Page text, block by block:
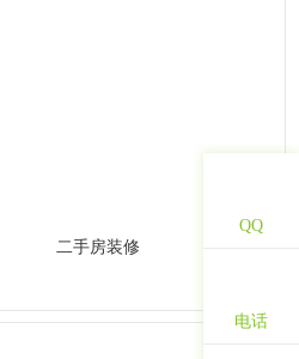
二手房装修
QQ
电话